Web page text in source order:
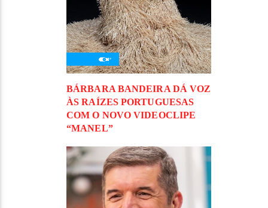
BÁRBARA BANDEIRA DÁ VOZ
ÀS RAÍZES PORTUGUESAS
COM O NOVO VIDEOCLIPE
“MANEL”